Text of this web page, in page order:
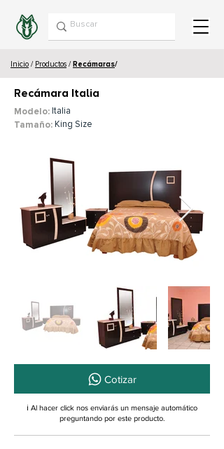
Inicio / Productos / Recámaras/
Recámara Italia
Modelo: Italia
Tamaño: King Size
Cotizar
ℹ️ Al hacer click nos enviarás un mensaje automático
preguntando por este producto.